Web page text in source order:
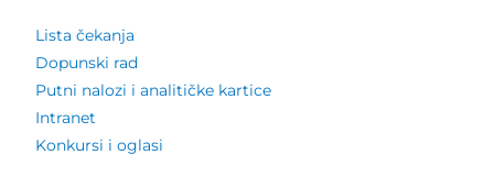
Lista čekanja
Dopunski rad
Putni nalozi i analitičke kartice
Intranet
Konkursi i oglasi